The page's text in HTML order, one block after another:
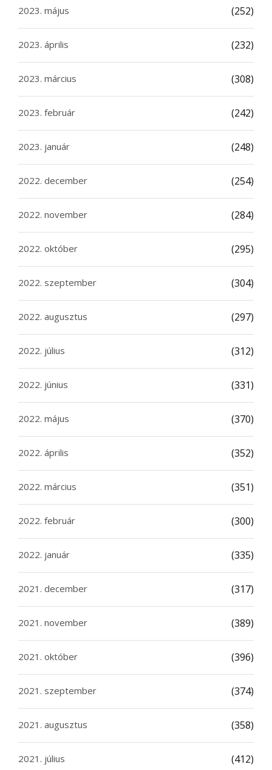
2023. május (252)
2023. április (232)
2023. március (308)
2023. február (242)
2023. január (248)
2022. december (254)
2022. november (284)
2022. október (295)
2022. szeptember (304)
2022. augusztus (297)
2022. július (312)
2022. június (331)
2022. május (370)
2022. április (352)
2022. március (351)
2022. február (300)
2022. január (335)
2021. december (317)
2021. november (389)
2021. október (396)
2021. szeptember (374)
2021. augusztus (358)
2021. július (412)